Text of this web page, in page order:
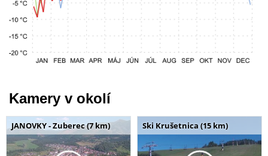
Kamery v okolí
JANOVKY - Zuberec (7 km) Ski Krušetnica (15 km)